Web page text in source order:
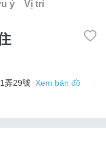
ý Vị trí
弄29號
Xem bản đồ